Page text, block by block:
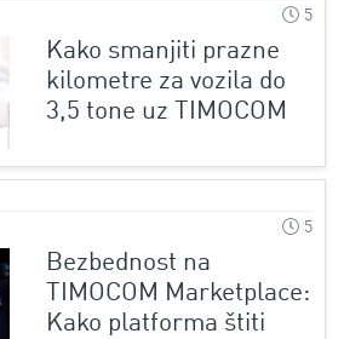
5
Kako smanjiti prazne
kilometre za vozila do
3,5 tone uz TIMOCOM
5
Bezbednost na
TIMOCOM Marketplace:
Kako platforma štiti